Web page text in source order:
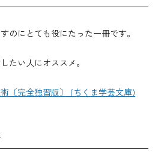
のにとても役にたった一冊です。
たい人にオススメ。
〔完全独習版〕 (ちくま学芸文庫)